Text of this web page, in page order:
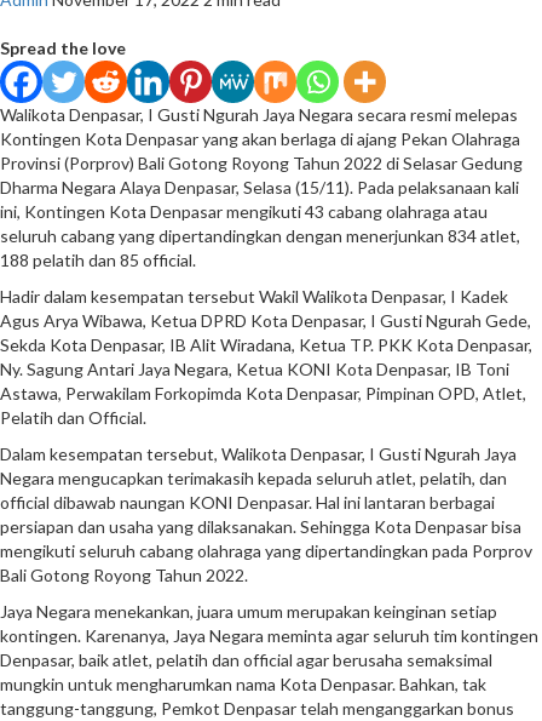
Spread the love
Walikota Denpasar, I Gusti Ngurah Jaya Negara secara resmi melepas
Kontingen Kota Denpasar yang akan berlaga di ajang Pekan Olahraga
Provinsi (Porprov) Bali Gotong Royong Tahun 2022 di Selasar Gedung
Dharma Negara Alaya Denpasar, Selasa (15/11). Pada pelaksanaan kali
ini, Kontingen Kota Denpasar mengikuti 43 cabang olahraga atau
seluruh cabang yang dipertandingkan dengan menerjunkan 834 atlet,
188 pelatih dan 85 official.
Hadir dalam kesempatan tersebut Wakil Walikota Denpasar, I Kadek
Agus Arya Wibawa, Ketua DPRD Kota Denpasar, I Gusti Ngurah Gede,
Sekda Kota Denpasar, IB Alit Wiradana, Ketua TP. PKK Kota Denpasar,
Ny. Sagung Antari Jaya Negara, Ketua KONI Kota Denpasar, IB Toni
Astawa, Perwakilam Forkopimda Kota Denpasar, Pimpinan OPD, Atlet,
Pelatih dan Official.
Dalam kesempatan tersebut, Walikota Denpasar, I Gusti Ngurah Jaya
Negara mengucapkan terimakasih kepada seluruh atlet, pelatih, dan
official dibawab naungan KONI Denpasar. Hal ini lantaran berbagai
persiapan dan usaha yang dilaksanakan. Sehingga Kota Denpasar bisa
mengikuti seluruh cabang olahraga yang dipertandingkan pada Porprov
Bali Gotong Royong Tahun 2022.
Jaya Negara menekankan, juara umum merupakan keinginan setiap
kontingen. Karenanya, Jaya Negara meminta agar seluruh tim kontingen
Denpasar, baik atlet, pelatih dan official agar berusaha semaksimal
mungkin untuk mengharumkan nama Kota Denpasar. Bahkan, tak
tanggung-tanggung, Pemkot Denpasar telah menganggarkan bonus